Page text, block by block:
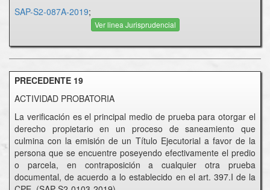
SAP-S2-087A-2019;
Ver linea Jurisprudencial
PRECEDENTE 19
ACTIVIDAD PROBATORIA
La verificación es el principal medio de prueba para otorgar el
derecho propietario en un proceso de saneamiento que
culmina con la emisión de un Título Ejecutorial a favor de la
persona que se encuentre poseyendo efectivamente el predio
o parcela, en contraposición a cualquier otra prueba
documental, de acuerdo a lo establecido en el art. 397.I de la